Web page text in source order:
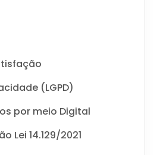
(LGPD)
por meio Digital
Lei 14.129/2021